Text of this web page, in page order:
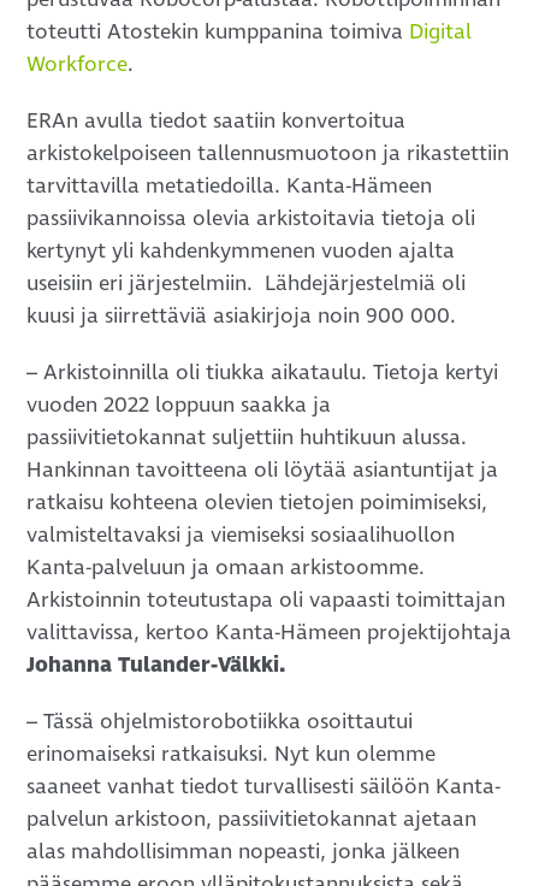
toteutti Atostekin kumppanina toimiva Digital
Workforce.
ERAn avulla tiedot saatiin konvertoitua
arkistokelpoiseen tallennusmuotoon ja rikastettiin
tarvittavilla metatiedoilla. Kanta-Hämeen
passiivikannoissa olevia arkistoitavia tietoja oli
kertynyt yli kahdenkymmenen vuoden ajalta
useisiin eri järjestelmiin. Lähdejärjestelmiä oli
kuusi ja siirrettäviä asiakirjoja noin 900 000.
– Arkistoinnilla oli tiukka aikataulu. Tietoja kertyi
vuoden 2022 loppuun saakka ja
passiivitietokannat suljettiin huhtikuun alussa.
Hankinnan tavoitteena oli löytää asiantuntijat ja
ratkaisu kohteena olevien tietojen poimimiseksi,
valmisteltavaksi ja viemiseksi sosiaalihuollon
Kanta-palveluun ja omaan arkistoomme.
Arkistoinnin toteutustapa oli vapaasti toimittajan
valittavissa, kertoo Kanta-Hämeen projektijohtaja
Johanna Tulander-Välkki.
– Tässä ohjelmistorobotiikka osoittautui
erinomaiseksi ratkaisuksi. Nyt kun olemme
saaneet vanhat tiedot turvallisesti säilöön Kanta-
palvelun arkistoon, passiivitietokannat ajetaan
alas mahdollisimman nopeasti, jonka jälkeen